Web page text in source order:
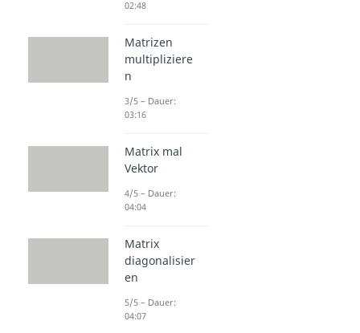
02:48
Matrizen
multipliziere
n
3/5 – Dauer:
03:16
Matrix mal
Vektor
4/5 – Dauer:
04:04
Matrix
diagonalisier
en
5/5 – Dauer:
04:07